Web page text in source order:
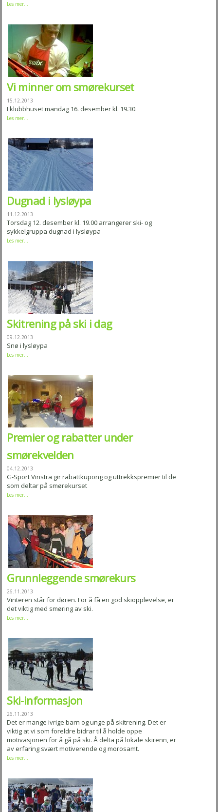
Les mer...
Vi minner om smørekurset
15.12.2013
I klubbhuset mandag 16. desember kl. 19.30.
Les mer...
Dugnad i lysløypa
11.12.2013
Torsdag 12. desember kl. 19.00 arrangerer ski- og
sykkelgruppa dugnad i lysløypa
Les mer...
Skitrening på ski i dag
09.12.2013
Snø i lysløypa
Les mer...
Premier og rabatter under
smørekvelden
04.12.2013
G-Sport Vinstra gir rabattkupong og uttrekkspremier til de
som deltar på smørekurset
Les mer...
Grunnleggende smørekurs
26.11.2013
Vinteren står for døren. For å få en god skiopplevelse, er
det viktig med smøring av ski.
Les mer...
Ski-informasjon
26.11.2013
Det er mange ivrige barn og unge på skitrening. Det er
viktig at vi som foreldre bidrar til å holde oppe
motivasjonen for å gå på ski. Å delta på lokale skirenn, er
av erfaring svært motiverende og morosamt.
Les mer...